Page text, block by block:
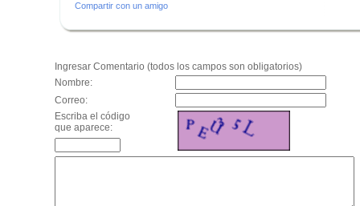
Compartir con un amigo
Ingresar Comentario (todos los campos son obligatorios)
Nombre:
Correo:
Escriba el código
que aparece: